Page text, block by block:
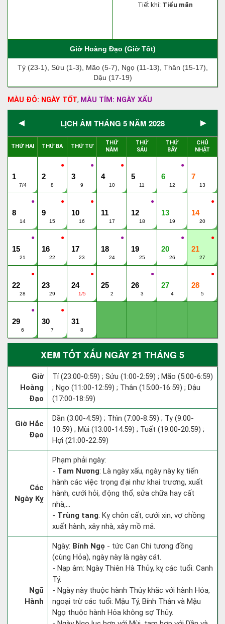
Tiết khí: Tiểu mãn
Giờ Hoàng Đạo (Giờ Tốt)
Tý (23-1), Sửu (1-3), Mão (5-7), Ngọ (11-13), Thân (15-17),
Dậu (17-19)
MÀU ĐỎ: NGÀY TỐT, MÀU TÍM: NGÀY XẤU
◄ LỊCH ÂM THÁNG 5 NĂM 2028 ►
THỨ HAI THỨ BA THỨ TƯ
THỨ
NĂM
THỨ
SÁU
THỨ
BẨY
CHỦ
NHẬT
1
7/4
●
2
8
●
3
9
●
4
10
5
11
●
6
12
7
13
●
8
14
●
9
15
●
10
16
11
17
●
12
18
13
19
●
14
20
●
15
21
●
16
22
17
23
●
18
24
19
25
●
20
26
●
21
27
●
22
28
23
29
●
24
1/5
25
2
●
26
3
27
4
●
28
5
●
29
6
●
30
7
31
8
XEM TỐT XẤU NGÀY 21 THÁNG 5
Giờ
Hoàng
Đạo
Tí (23:00-0:59) ; Sửu (1:00-2:59) ; Mão (5:00-6:59)
; Ngọ (11:00-12:59) ; Thân (15:00-16:59) ; Dậu
(17:00-18:59)
Giờ Hắc
Đạo
Dần (3:00-4:59) ; Thìn (7:00-8:59) ; Tỵ (9:00-
10:59) ; Mùi (13:00-14:59) ; Tuất (19:00-20:59) ;
Hợi (21:00-22:59)
Các
Ngày Kỵ
Phạm phải ngày:
- Tam Nương: Là ngày xấu, ngày này kỵ tiến
hành các việc trọng đại như khai trương, xuất
hành, cưới hỏi, động thổ, sửa chữa hay cất
nhà,...
- Trùng tang: Kỵ chôn cất, cưới xin, vợ chồng
xuất hành, xây nhà, xây mồ mả.
Ngũ
Hành
Ngày: Bính Ngọ - tức Can Chi tương đồng
(cùng Hỏa), ngày này là ngày cát.
- Nạp âm: Ngày Thiên Hà Thủy, kỵ các tuổi: Canh
Tý.
- Ngày này thuộc hành Thủy khắc với hành Hỏa,
ngoại trừ các tuổi: Mậu Tý, Bính Thân và Mậu
Ngọ thuộc hành Hỏa không sợ Thủy.